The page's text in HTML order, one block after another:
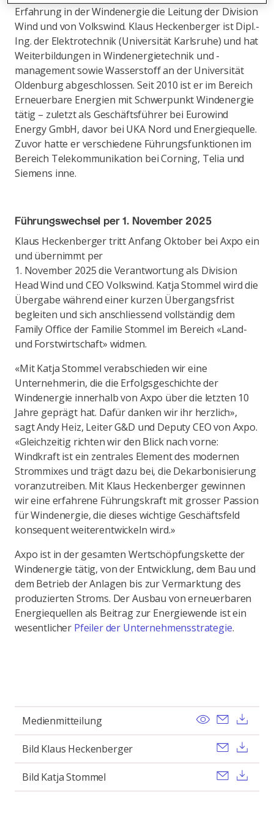
Erfahrung in der Windenergie die Leitung der Division
Wind und von Volkswind. Klaus Heckenberger ist Dipl.-
Ing. der Elektrotechnik (Universität Karlsruhe) und hat
Weiterbildungen in Windenergietechnik und -
management sowie Wasserstoff an der Universität
Oldenburg abgeschlossen. Seit 2010 ist er im Bereich
Erneuerbare Energien mit Schwerpunkt Windenergie
tätig – zuletzt als Geschäftsführer bei Eurowind
Energy GmbH, davor bei UKA Nord und Energiequelle.
Zuvor hatte er verschiedene Führungsfunktionen im
Bereich Telekommunikation bei Corning, Telia und
Siemens inne.
Führungswechsel per 1. November 2025
Klaus Heckenberger tritt Anfang Oktober bei Axpo ein
und übernimmt per
1. November 2025 die Verantwortung als Division
Head Wind und CEO Volkswind. Katja Stommel wird die
Übergabe während einer kurzen Übergangsfrist
begleiten und sich anschliessend vollständig dem
Family Office der Familie Stommel im Bereich «Land-
und Forstwirtschaft» widmen.
«Mit Katja Stommel verabschieden wir eine
Unternehmerin, die die Erfolgsgeschichte der
Windenergie innerhalb von Axpo über die letzten 10
Jahre geprägt hat. Dafür danken wir ihr herzlich»,
sagt Andy Heiz, Leiter G&D und Deputy CEO von Axpo.
«Gleichzeitig richten wir den Blick nach vorne:
Windkraft ist ein zentrales Element des modernen
Strommixes und trägt dazu bei, die Dekarbonisierung
voranzutreiben. Mit Klaus Heckenberger gewinnen
wir eine erfahrene Führungskraft mit grosser Passion
für Windenergie, die dieses wichtige Geschäftsfeld
konsequent weiterentwickeln wird.»
Axpo ist in der gesamten Wertschöpfungskette der
Windenergie tätig, von der Entwicklung, dem Bau und
dem Betrieb der Anlagen bis zur Vermarktung des
produzierten Stroms. Der Ausbau von erneuerbaren
Energiequellen als Beitrag zur Energiewende ist ein
wesentlicher Pfeiler der Unternehmensstrategie.
Medienmitteilung View Send
Bild Klaus Heckenberger Send
Bild Katja Stommel Send